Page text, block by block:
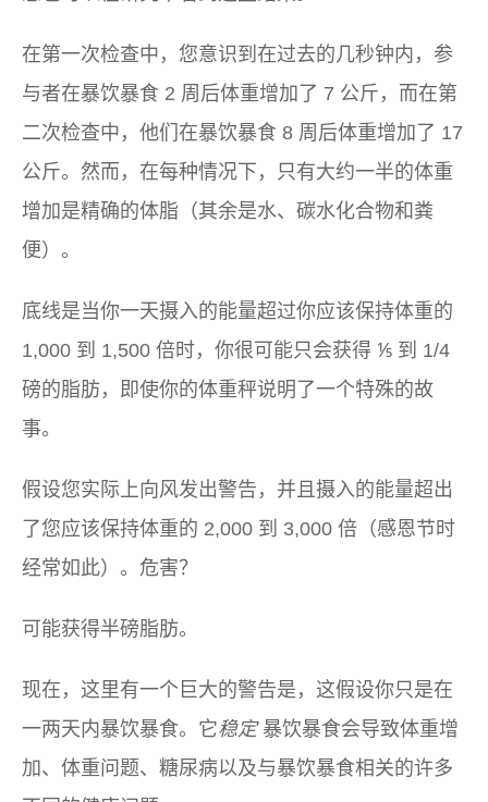
在第一次检查中，您意识到在过去的几秒钟内，参
与者在暴饮暴食 2 周后体重增加了 7 公斤，而在第
二次检查中，他们在暴饮暴食 8 周后体重增加了 17
公斤。然而，在每种情况下，只有大约一半的体重
增加是精确的体脂（其余是水、碳水化合物和粪
便）。
底线是当你一天摄入的能量超过你应该保持体重的
1,000 到 1,500 倍时，你很可能只会获得 ⅕ 到 1/4
磅的脂肪，即使你的体重秤说明了一个特殊的故
事。
假设您实际上向风发出警告，并且摄入的能量超出
了您应该保持体重的 2,000 到 3,000 倍（感恩节时
经常如此）。危害？
可能获得半磅脂肪。
现在，这里有一个巨大的警告是，这假设你只是在
一两天内暴饮暴食。它稳定暴饮暴食会导致体重增
加、体重问题、糖尿病以及与暴饮暴食相关的许多